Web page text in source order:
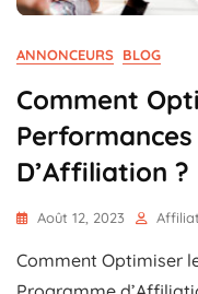
ANNONCEURS BLOG
Comment
D’Affiliation ?
Août 12, 2023
Comment Optimiser